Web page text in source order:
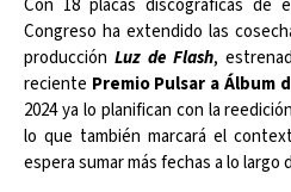
Con 18 placas discográficas de
Congreso ha extendido las
producciónLuz de Flash,
reciente Premio Pulsar a Álbum
2024 ya lo planifican con la
lo que también marcará el
espera sumar más fechas a lo